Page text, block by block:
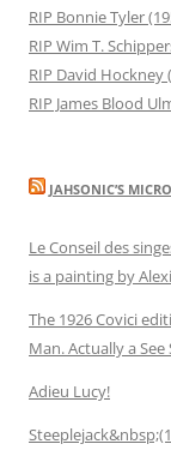
RIP Bonnie Tyler
RIP Wim T.
RIP David Hockney
RIP James Blood
JAHSONIC’S
Le Conseil des
is a painting by
The 1926 Covici
Man. Actually a
Adieu Lucy!